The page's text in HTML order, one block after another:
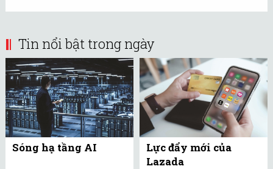
Tin nổi bật trong ngày
Sóng hạ tầng AI
Lực đẩy mới của
Lazada